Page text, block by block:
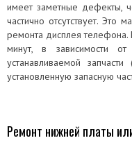
имеет заметные дефекты,
частично отсутствует. Это
ремонта дисплея телефона.
минут, в зависимости
устанавливаемой
установленную запасную
Ремонт нижней платы